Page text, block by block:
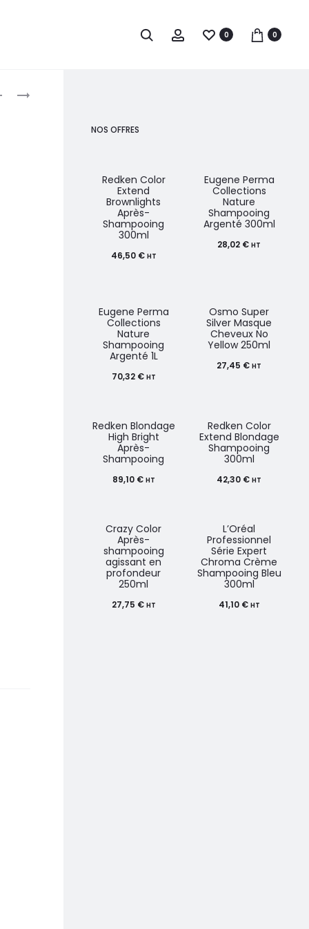
0 0
NOS OFFRES
Redken Color
Extend
Brownlights
Après-
Shampooing
300ml
46,50 € HT
Eugene Perma
Collections
Nature
Shampooing
Argenté 300ml
28,02 € HT
Eugene Perma
Collections
Nature
Shampooing
Argenté 1L
70,32 € HT
Osmo Super
Silver Masque
Cheveux No
Yellow 250ml
27,45 € HT
Redken Blondage
High Bright
Après-
Shampooing
89,10 € HT
Redken Color
Extend Blondage
Shampooing
300ml
42,30 € HT
Crazy Color
Après-
shampooing
agissant en
profondeur
250ml
27,75 € HT
L’Oréal
Professionnel
Série Expert
Chroma Crème
Shampooing Bleu
300ml
41,10 € HT